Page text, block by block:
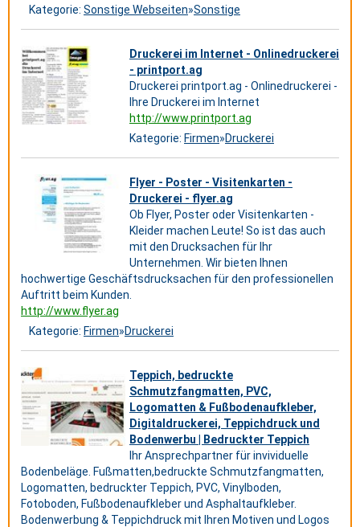
Kategorie: Sonstige Webseiten»Sonstige
Druckerei im Internet - Onlinedruckerei
- printport.ag
Druckerei printport.ag - Onlinedruckerei -
Ihre Druckerei im Internet
http://www.printport.ag
Kategorie: Firmen»Druckerei
Flyer - Poster - Visitenkarten -
Druckerei - flyer.ag
Ob Flyer, Poster oder Visitenkarten -
Kleider machen Leute! So ist das auch
mit den Drucksachen für Ihr
Unternehmen. Wir bieten Ihnen
hochwertige Geschäftsdrucksachen für den professionellen
Auftritt beim Kunden.
http://www.flyer.ag
Kategorie: Firmen»Druckerei
Teppich, bedruckte
Schmutzfangmatten, PVC,
Logomatten & Fußbodenaufkleber,
Digitaldruckerei, Teppichdruck und
Bodenwerbu | Bedruckter Teppich
Ihr Ansprechpartner für invividuelle
Bodenbeläge. Fußmatten,bedruckte Schmutzfangmatten,
Logomatten, bedruckter Teppich, PVC, Vinylboden,
Fotoboden, Fußbodenaufkleber und Asphaltaufkleber.
Bodenwerbung & Teppichdruck mit Ihren Motiven und Logos